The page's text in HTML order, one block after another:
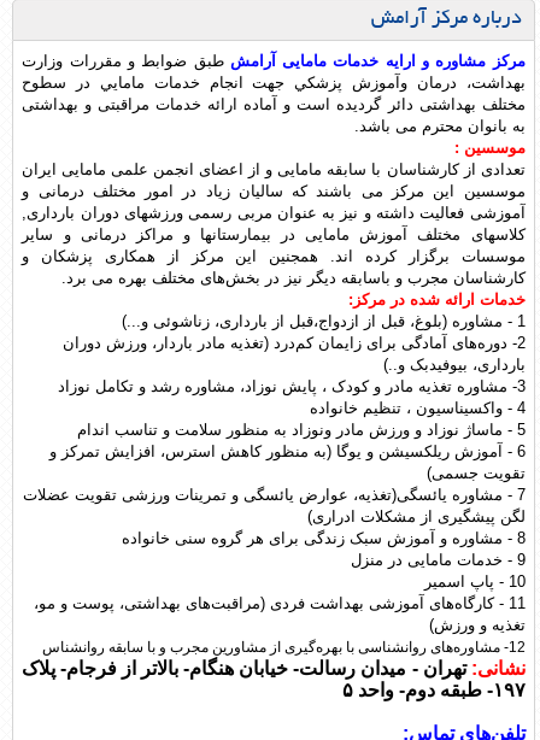
درباره مرکز آرامش
مرکز مشاوره و ارایه خدمات مامايی آرامش طبق ضوابط و مقررات وزارت
بهداشت، درمان وآموزش پزشكي جهت انجام خدمات مامايي در سطوح
مختلف بهداشتی دائر گردیده است و آماده ارائه خدمات مراقبتی و بهداشتی
به بانوان محترم می باشد.
موسسين :
تعدادی از کارشناسان با سابقه مامايی و از اعضای انجمن علمی مامايی ايران
موسسين اين مرکز می باشند که ساليان زياد در امور مختلف درمانی و
آموزشی فعاليت داشته و نيز به عنوان مربی رسمی ورزشهای دوران بارداری,
کلاسهای مختلف آموزش مامايی در بيمارستانها و مراکز درمانی و ساير
موسسات برگزار کرده اند. همجنين اين مرکز از همکاری پزشکان و
کارشناسان مجرب و باسابقه ديگر نيز در بخش‌های مختلف بهره می برد.
خدمات ارائه شده در مرکز:
1 - مشاوره (بلوغ، قبل از ازدواج،قبل از بارداری، زناشوئی و...)
2- دوره‌های آمادگی برای زایمان کم‌درد (تغذیه مادر باردار، ورزش دوران
بارداری، بیوفیدبک و..)
3- مشاوره تغذیه مادر و کودک ، پایش نوزاد، مشاوره رشد و تکامل نوزاد
4 - واکسیناسیون ، تنظیم خانواده
5 - ماساژ نوزاد و ورزش مادر ونوزاد به منظور سلامت و تناسب اندام
6 - آموزش ریلکسیشن و یوگا (به منظور کاهش استرس، افزایش تمرکز و
تقویت جسمی)
7 - مشاوره یائسگی(تغذیه، عوارض یائسگی و تمرینات ورزشی تقویت عضلات
لگن پ‍یشگیری از مشکلات ادراری)
8 - مشاوره و آموزش سبک زندگی برای هر گروه سنی خانواده
9 - خدمات مامایی در منزل
10 - پاپ اسمیر
11 - کارگاه‌های آموزشی بهداشت فردی (مراقبت‌های بهداشتی، پوست و مو،
تغذیه و ورزش)
12- مشاوره‌های روانشناسی با بهره‌گیری از مشاورین مجرب و با سابقه روانشناس
نشانی: تهران - میدان رسالت- خیابان هنگام- بالاتر از فرجام- پلاک
۱۹۷- طبقه دوم- واحد ۵
تلفن‌های تماس: